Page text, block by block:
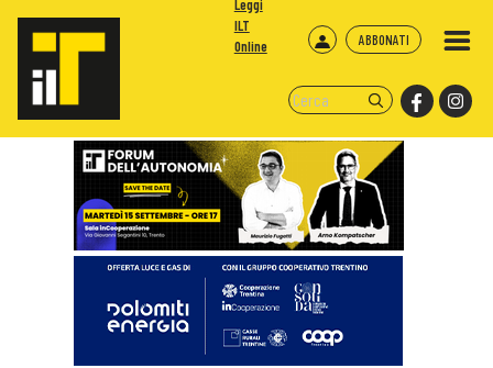
ABBONATI
Leggi
ILT
Online